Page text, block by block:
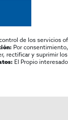
de los servicios
Por consentimiento,
rectificar y suprimir
El Propio